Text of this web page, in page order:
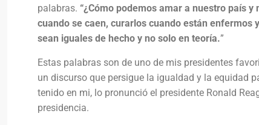
palabras. “¿Cómo podemos amar a nuestro país
cuando se caen, curarlos cuando están
sean iguales de hecho y no solo en teoría.”
Estas palabras son de uno de mis presidentes
un discurso que persigue la igualdad y la equidad
tenido en mi, lo pronunció el presidente Ronald
presidencia.